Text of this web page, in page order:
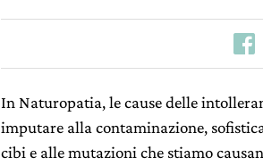
In Naturopatia, le cause delle
imputare alla contaminazione,
cibi e alle mutazioni che stiamo